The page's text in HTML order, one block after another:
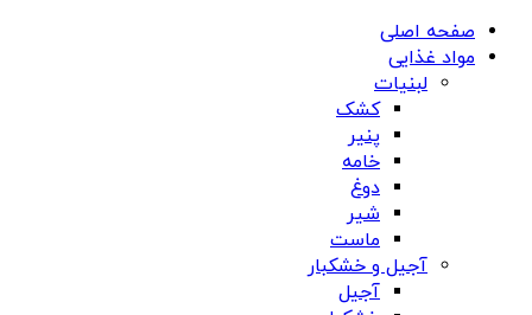
صفحه اصلی
مواد غذایی
لبنیات
کشک
پنیر
خامه
دوغ
شیر
ماست
آجیل و خشکبار
آجیل